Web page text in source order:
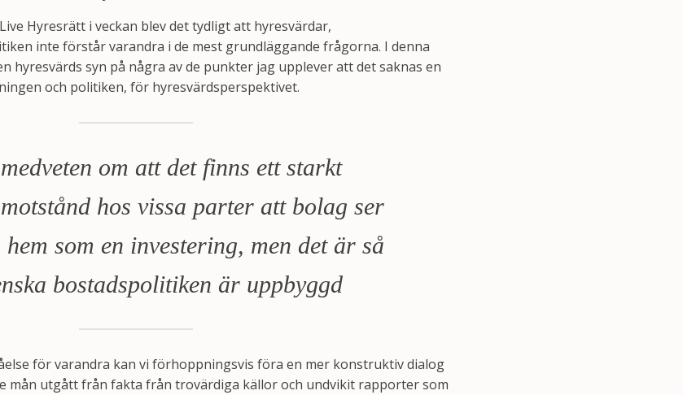
Hyresrätt i veckan blev det tydligt att hyresvärdar,
inte förstår varandra i de mest grundläggande frågorna. I denna
hyresvärds syn på några av de punkter jag upplever att det saknas en
och politiken, för hyresvärdsperspektivet.
om att det finns ett starkt
hos vissa parter att bolag ser
som en investering, men det är så
bostadspolitiken är uppbyggd
för varandra kan vi förhoppningsvis föra en mer konstruktiv dialog
mån utgått från fakta från trovärdiga källor och undvikit rapporter som